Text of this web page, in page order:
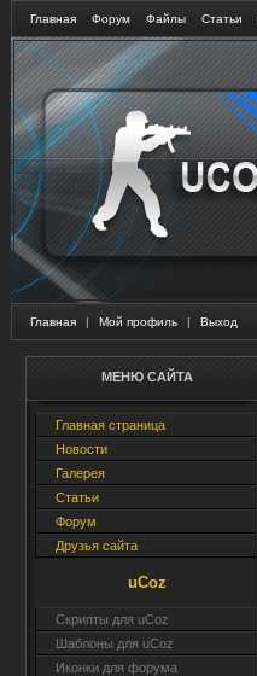
Главная Форум Файлы Статьи
Главная | Мой профиль | Выход
МЕНЮ САЙТА
Главная страница
Новости
Галерея
Статьи
Форум
Друзья сайта
uCoz
Скрипты для uCoz
Шаблоны для uCoz
Иконки для форума